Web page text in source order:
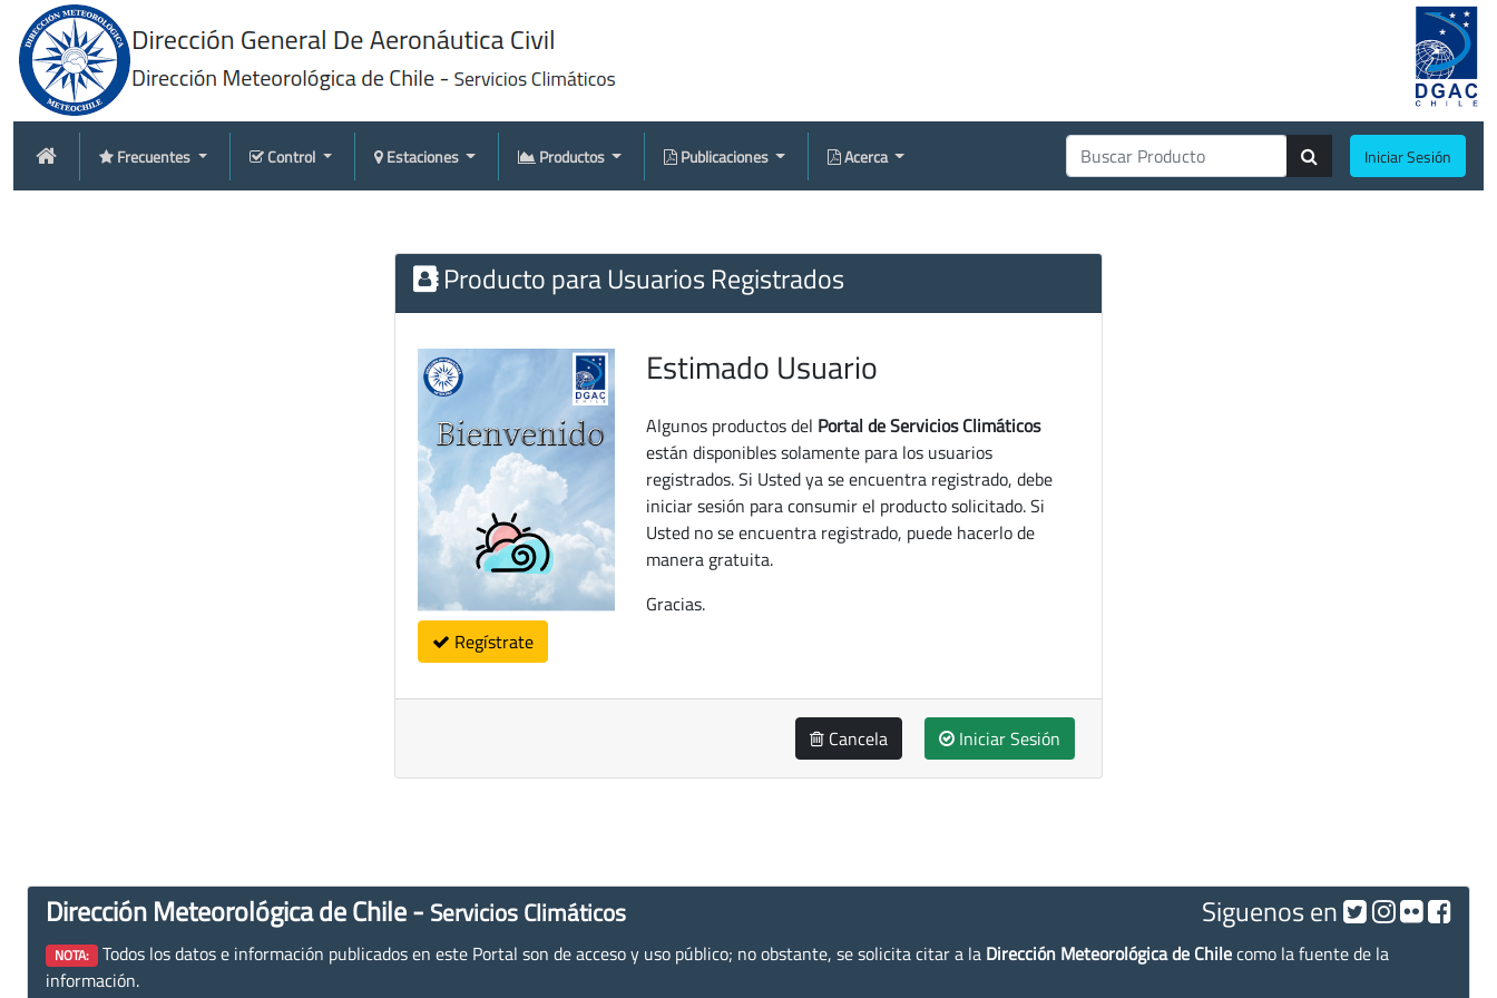
Frecuentes Control Estaciones Productos Publicaciones Acerca Iniciar Sesión
Producto para Usuarios Registrados
Regístrate
Estimado Usuario
Algunos productos del Portal de Servicios Climáticos
están disponibles solamente para los usuarios
registrados. Si Usted ya se encuentra registrado, debe
iniciar sesión para consumir el producto solicitado. Si
Usted no se encuentra registrado, puede hacerlo de
manera gratuita.
Gracias.
Cancela Iniciar Sesión
Dirección Meteorológica de Chile - Servicios Climáticos Siguenos en
NOTA: Todos los datos e información publicados en este Portal son de acceso y uso público; no obstante, se solicita citar a la Dirección Meteorológica de Chilecomo la fuente de la
información.